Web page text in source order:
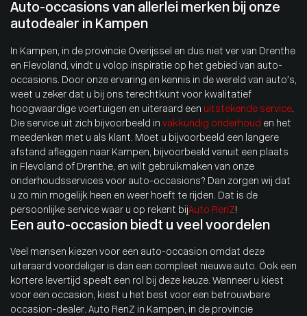
Auto-occasions van allerlei merken bij onze
autodealer in Kampen
In Kampen, in de provincie Overijssel en dus niet ver van Drenthe
en Flevoland, vindt u volop inspiratie op het gebied van auto-
occasions. Door onze ervaring en kennis in de wereld van auto’s,
weet u zeker dat u bij ons terechtkunt voor kwalitatief
hoogwaardige voertuigen en uiteraard een uitstekende service.
Die service uit zich bijvoorbeeld in vakkundig onderhoud en het
meedenken met u als klant. Moet u bijvoorbeeld een langere
afstand afleggen naar Kampen, bijvoorbeeld vanuit een plaats
in Flevoland of Drenthe, en wilt gebruikmaken van onze
onderhoudsservices voor auto-occasions? Dan zorgen wij dat
u zo min mogelijk heen en weer hoeft te rijden. Dat is de
persoonlijke service waar u op rekent bijAuto RenZ!
Een auto-occasion biedt u veel voordelen
Veel mensen kiezen voor een auto-occasion omdat deze
uiteraard voordeliger is dan een compleet nieuwe auto. Ook een
kortere levertijd speelt een rol bij deze keuze. Wanneer u kiest
voor een occasion, kiest u het best voor een betrouwbare
occasion-dealer. Auto RenZ in Kampen, in de provincie